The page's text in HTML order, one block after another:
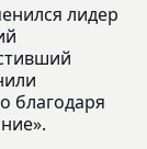
лидер
благодаря